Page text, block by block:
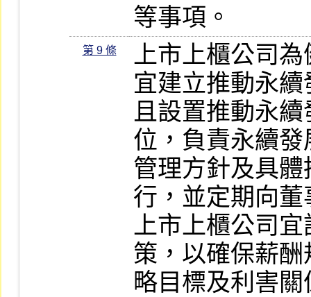
等事項。
第 9 條
上市上櫃公司
宜建立推動永
且設置推動永
位，負責永續
管理方針及具
行，並定期向
上市上櫃公司
策，以確保薪
略目標及利害